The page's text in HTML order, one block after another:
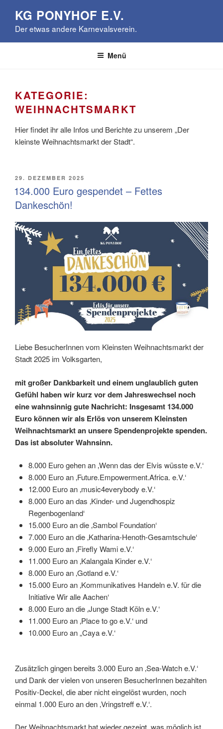
springen
KG PONYHOF E.V.
Der etwas andere Karnevalsverein.
Menü
KATEGORIE:
WEIHNACHTSMARKT
Hier findet ihr alle Infos und Berichte zu unserem „Der
kleinste Weihnachtsmarkt der Stadt“.
VERÖFFENTLICHT
AM
29. DEZEMBER 2025
134.000 Euro gespendet – Fettes
Dankeschön!
Liebe BesucherInnen vom Kleinsten Weihnachtsmarkt der
Stadt 2025 im Volksgarten,
mit großer Dankbarkeit und einem unglaublich guten
Gefühl haben wir kurz vor dem Jahreswechsel noch
eine wahnsinnig gute Nachricht: Insgesamt 134.000
Euro können wir als Erlös von unserem Kleinsten
Weihnachtsmarkt an unsere Spendenprojekte spenden.
Das ist absoluter Wahnsinn.
8.000 Euro gehen an ‚Wenn das der Elvis wüsste e.V.‘
8.000 Euro an ‚Future.Empowerment.Africa. e.V.‘
12.000 Euro an ‚music4everybody e.V.‘
8.000 Euro an das ‚Kinder- und Jugendhospiz
Regenbogenland‘
15.000 Euro an die ‚Sambol Foundation‘
7.000 Euro an die ‚Katharina-Henoth-Gesamtschule‘
9.000 Euro an ‚Firefly Wami e.V.‘
11.000 Euro an ‚Kalangala Kinder e.V.‘
8.000 Euro an ‚Gotland e.V.‘
15.000 Euro an ‚Kommunikatives Handeln e.V. für die
Initiative Wir alle Aachen‘
8.000 Euro an die ‚Junge Stadt Köln e.V.‘
11.000 Euro an ‚Place to go e.V.‘ und
10.000 Euro an „Caya e.V.‘
Zusätzlich gingen bereits 3.000 Euro an ‚Sea-Watch e.V.‘
und Dank der vielen von unseren BesucherInnen bezahlten
Positiv-Deckel, die aber nicht eingelöst wurden, noch
einmal 1.000 Euro an den ‚Vringstreff e.V.‘.
Der Weihnachtsmarkt hat wieder gezeigt, was möglich ist,